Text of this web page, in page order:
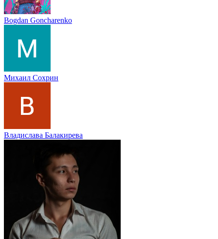
Bogdan Goncharenko
Михаил Сохрин
Владислава Балакирева